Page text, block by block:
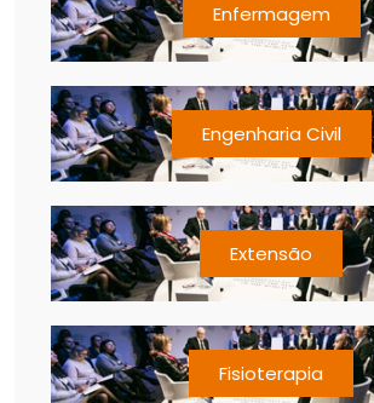
Enfermagem
Engenharia Civil
Extensão
Fisioterapia